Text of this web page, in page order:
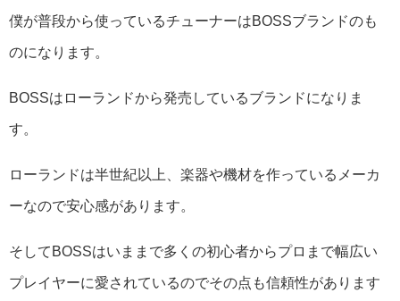
僕が普段から使っているチューナーはBOSSブランドのも
のになります。
BOSSはローランドから発売しているブランドになりま
す。
ローランドは半世紀以上、楽器や機材を作っているメーカ
ーなので安心感があります。
そしてBOSSはいままで多くの初心者からプロまで幅広い
プレイヤーに愛されているのでその点も信頼性があります